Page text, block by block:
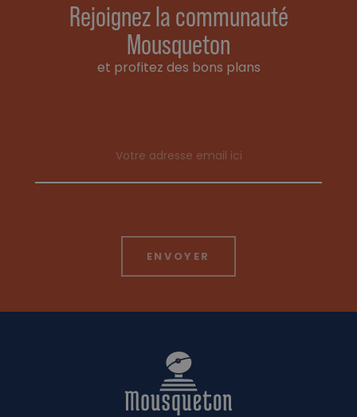
Rejoignez la communauté
Mousqueton
et profitez des bons plans